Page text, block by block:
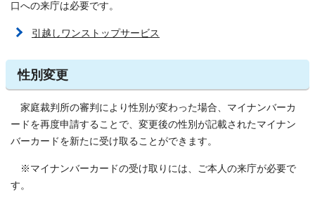
口への来庁は必要です。
引越しワンストップサービス
性別変更
家庭裁判所の審判により性別が変わった場合、マイナンバーカ
ードを再度申請することで、変更後の性別が記載されたマイナン
バーカードを新たに受け取ることができます。
※マイナンバーカードの受け取りには、ご本人の来庁が必要で
す。